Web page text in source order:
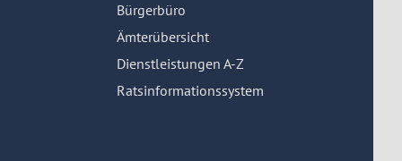
Bürgerbüro
Ämterübersicht
Dienstleistungen A-Z
Ratsinformationssystem